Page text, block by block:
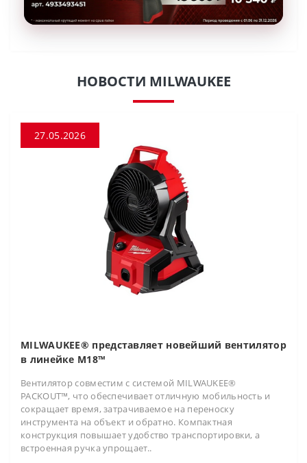
НОВОСТИ MILWAUKEE
27.05.2026
MILWAUKEE® представляет новейший вентилятор
в линейке M18™
Вентилятор совместим с системой MILWAUKEE®
PACKOUT™, что обеспечивает отличную мобильность и
сокращает время, затрачиваемое на переноску
инструмента на объект и обратно. Компактная
конструкция повышает удобство транспортировки, а
встроенная ручка упрощает..